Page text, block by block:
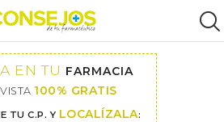
EN TU FARMACIA
100% GRATIS
TU C.P. Y LOCALÍZALA: